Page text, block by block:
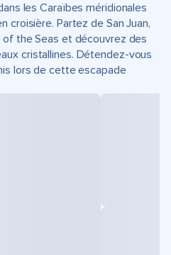
les Caraïbes méridionales
croisière. Partez de San Juan,
the Seas et découvrez des
cristallines. Détendez-vous
lors de cette escapade